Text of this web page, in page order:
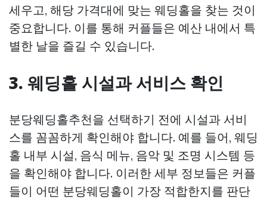
세우고, 해당 가격대에 맞는 웨딩홀을 찾는 것이
중요합니다. 이를 통해 커플들은 예산 내에서 특
별한 날을 즐길 수 있습니다.
3. 웨딩홀 시설과 서비스 확인
분당웨딩홀추천을 선택하기 전에 시설과 서비
스를 꼼꼼하게 확인해야 합니다. 예를 들어, 웨딩
홀 내부 시설, 음식 메뉴, 음악 및 조명 시스템 등
을 확인해야 합니다. 이러한 세부 정보들은 커플
들이 어떤 분당웨딩홀이 가장 적합한지를 판단